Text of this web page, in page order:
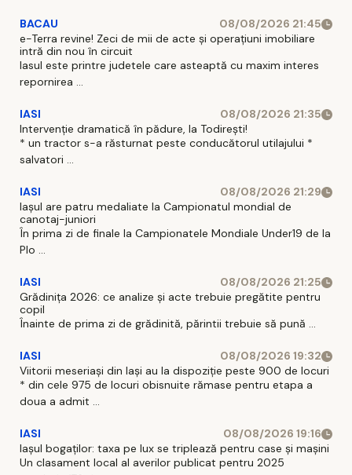
BACAU
08/08/2026 21:45
e-Terra revine! Zeci de mii de acte și operațiuni imobiliare
intră din nou în circuit
Iasul este printre judetele care asteaptă cu maxim interes
repornirea ...
IASI
08/08/2026 21:35
Intervenție dramatică în pădure, la Todirești!
* un tractor s-a răsturnat peste conducătorul utilajului *
salvatori ...
IASI
08/08/2026 21:29
Iaşul are patru medaliate la Campionatul mondial de
canotaj-juniori
În prima zi de finale la Campionatele Mondiale Under19 de la
Plo ...
IASI
08/08/2026 21:25
Grădinița 2026: ce analize și acte trebuie pregătite pentru
copil
Înainte de prima zi de grădinită, părintii trebuie să pună ...
IASI
08/08/2026 19:32
Viitorii meseriași din Iași au la dispoziție peste 900 de locuri
* din cele 975 de locuri obisnuite rămase pentru etapa a
doua a admit ...
IASI
08/08/2026 19:16
Iașul bogaților: taxa pe lux se triplează pentru case și mașini
Un clasament local al averilor publicat pentru 2025